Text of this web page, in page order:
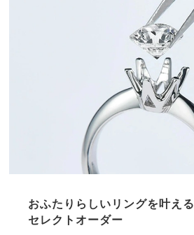
おふたりらしいリングを叶える
セレクトオーダー